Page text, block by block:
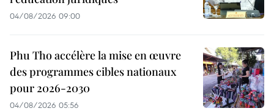
04/08/2026 09:00
Phu Tho accélère la mise en œuvre
des programmes cibles nationaux
pour 2026-2030
04/08/2026 05:56